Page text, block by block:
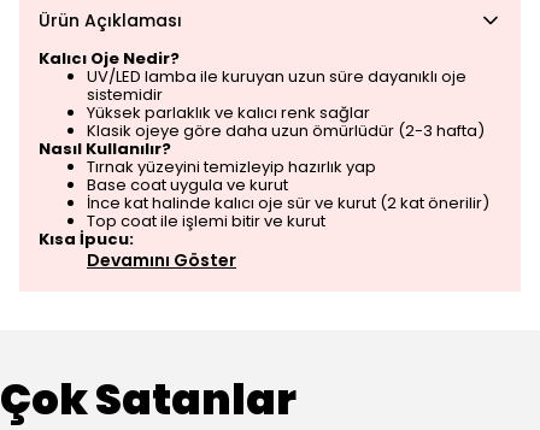
Ürün Açıklaması
Kalıcı Oje Nedir?
UV/LED lamba ile kuruyan uzun süre dayanıklı oje
sistemidir
Yüksek parlaklık ve kalıcı renk sağlar
Klasik ojeye göre daha uzun ömürlüdür (2-3 hafta)
Nasıl Kullanılır?
Tırnak yüzeyini temizleyip hazırlık yap
Base coat uygula ve kurut
İnce kat halinde kalıcı oje sür ve kurut (2 kat önerilir)
Top coat ile işlemi bitir ve kurut
Kısa İpucu:
Devamını Göster
Çok Satanlar